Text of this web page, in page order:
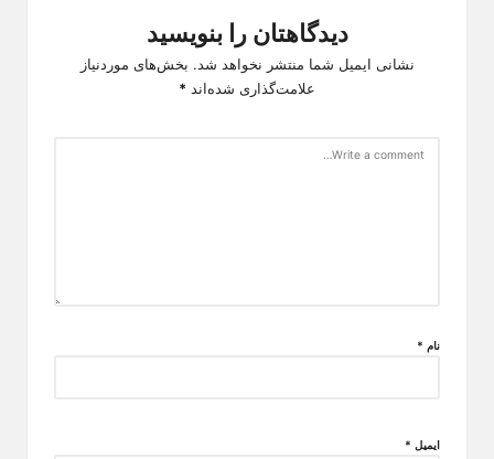
دیدگاهتان را بنویسید
نشانی ایمیل شما منتشر نخواهد شد. بخش‌های موردنیاز
علامت‌گذاری شده‌اند *
نام *
ایمیل *